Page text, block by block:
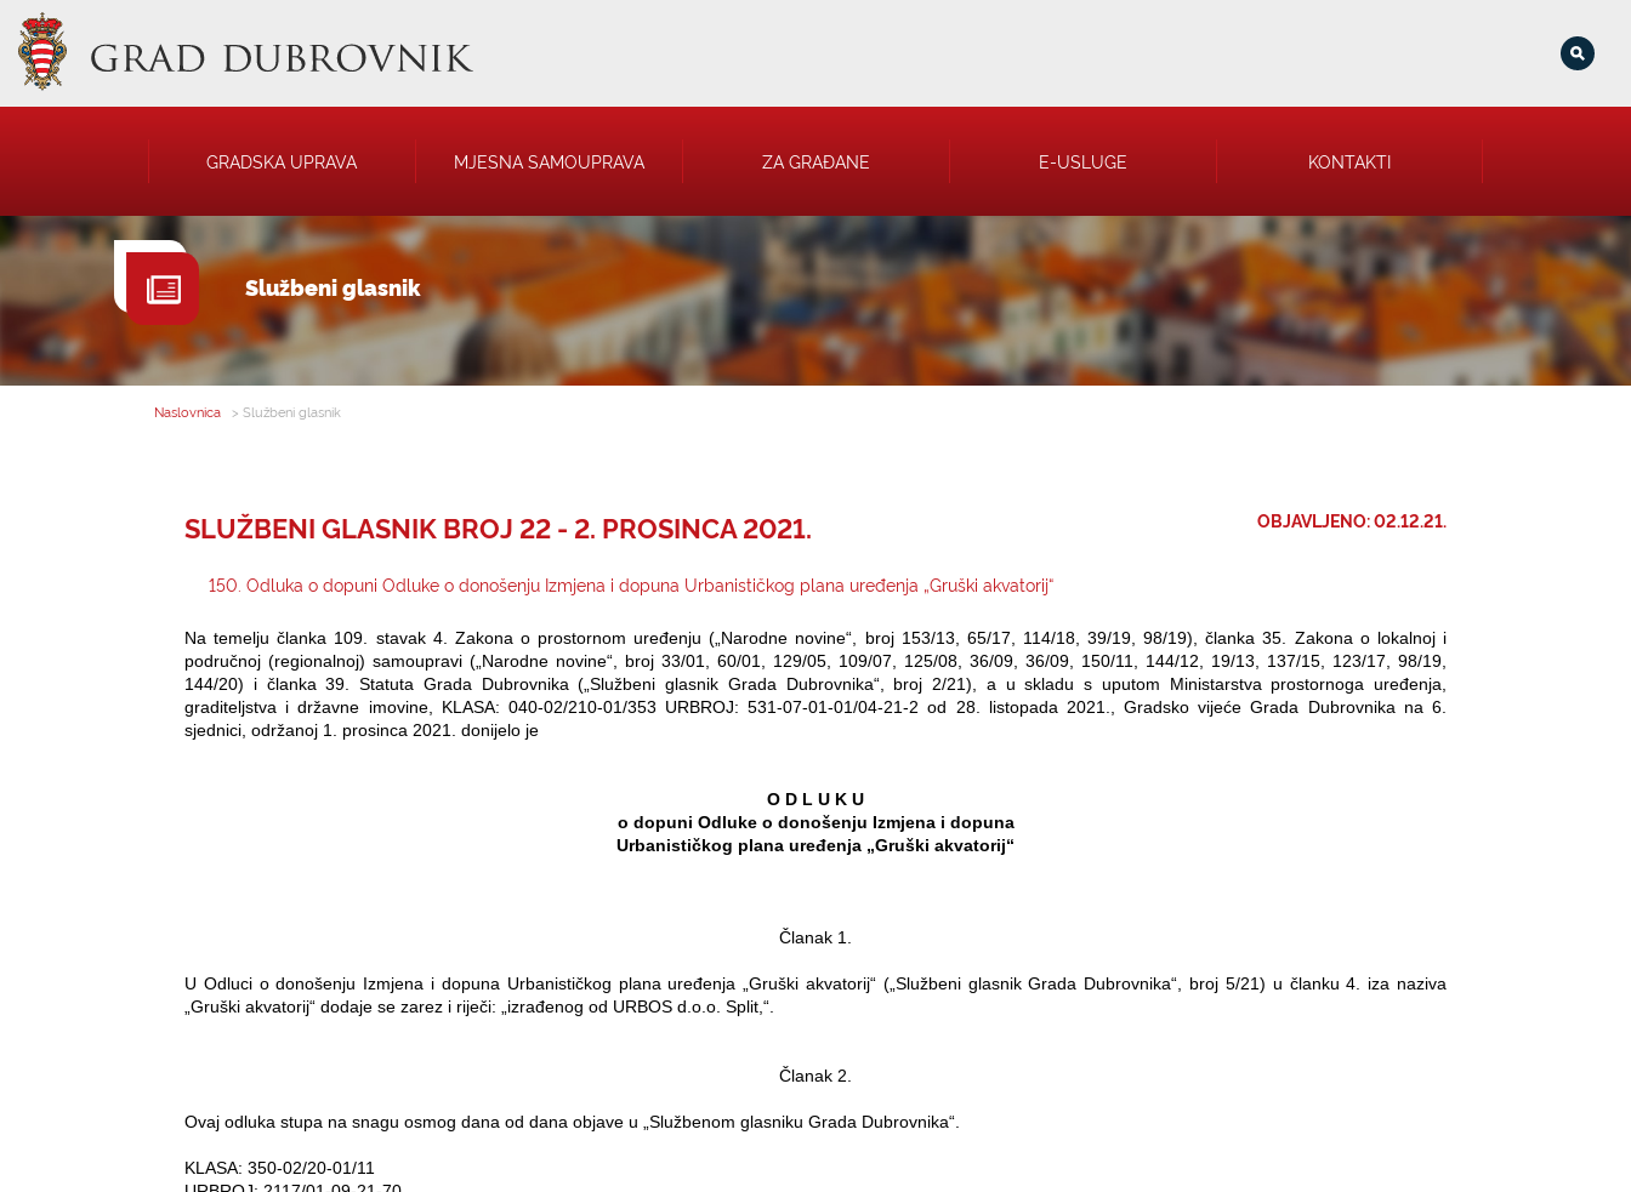
GRADSKA UPRAVA
GRADONAČELNIK
GRADSKO VIJEĆE
UPRAVNA TIJELA
SAVJET MLADIH
NATJEČAJI
JAVNA OBJAVA RJEŠENJA
USTANOVE
KOMUNALNA I TRGOVAČKA
MJESNA SAMOUPRAVA ZA GRAĐANE E-USLUGE KONTAKTI
Službeni glasnik
Naslovnica > Službeni glasnik
SLUŽBENI GLASNIK BROJ 22 - 2. PROSINCA 2021. OBJAVLJENO: 02.12.21.
150. Odluka o dopuni Odluke o donošenju Izmjena i dopuna Urbanističkog plana uređenja „Gruški akvatorij“
Na temelju članka 109. stavak 4. Zakona o prostornom uređenju („Narodne novine“, broj 153/13, 65/17, 114/18, 39/19, 98/19), članka 35. Zakona o lokalnoj i
područnoj (regionalnoj) samoupravi („Narodne novine“, broj 33/01, 60/01, 129/05, 109/07, 125/08, 36/09, 36/09, 150/11, 144/12, 19/13, 137/15, 123/17, 98/19,
144/20) i članka 39. Statuta Grada Dubrovnika („Službeni glasnik Grada Dubrovnika“, broj 2/21), a u skladu s uputom Ministarstva prostornoga uređenja,
graditeljstva i državne imovine, KLASA: 040-02/210-01/353 URBROJ: 531-07-01-01/04-21-2 od 28. listopada 2021., Gradsko vijeće Grada Dubrovnika na 6.
sjednici, održanoj 1. prosinca 2021. donijelo je
O D L U K U
o dopuni Odluke o donošenju Izmjena i dopuna
Urbanističkog plana uređenja „Gruški akvatorij“
Članak 1.
U Odluci o donošenju Izmjena i dopuna Urbanističkog plana uređenja „Gruški akvatorij“ („Službeni glasnik Grada Dubrovnika“, broj 5/21) u članku 4. iza naziva
„Gruški akvatorij“ dodaje se zarez i riječi: „izrađenog od URBOS d.o.o. Split,“.
Članak 2.
Ovaj odluka stupa na snagu osmog dana od dana objave u „Službenom glasniku Grada Dubrovnika“.
KLASA: 350-02/20-01/11